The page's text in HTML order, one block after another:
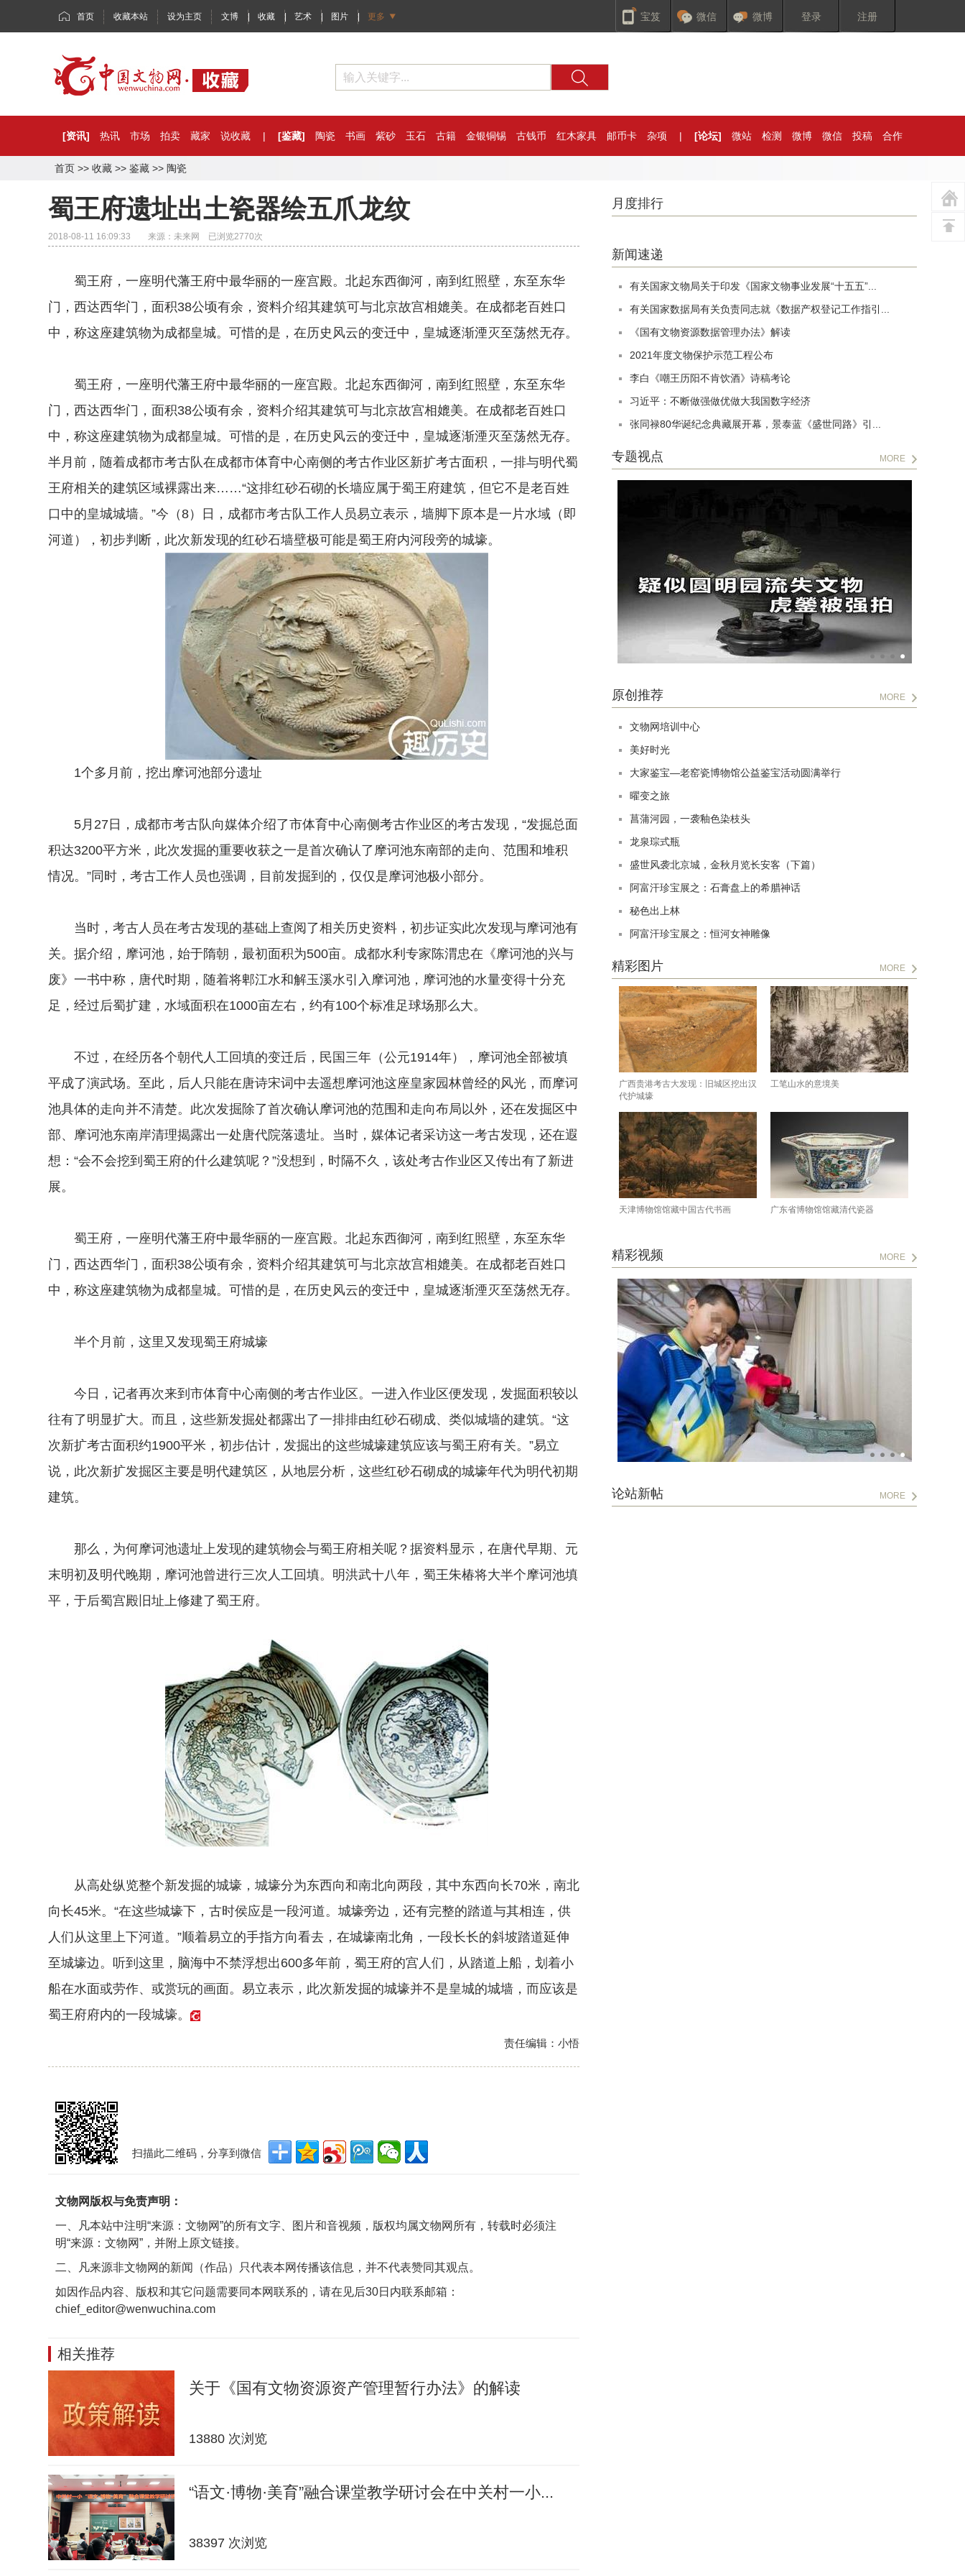
首页 收藏本站 设为主页 文博 | 收藏 | 艺术 | 图片 | 更多 宝笈 微信 微博 登录 注册
[资讯] 热讯 市场 拍卖 藏家 说收藏 | [鉴藏] 陶瓷 书画 紫砂 玉石 古籍 金银铜锡 古钱币 红木家具 邮币卡 杂项 | [论坛] 微站 检测 微博 微信 投稿 合作
首页 >> 收藏 >> 鉴藏 >> 陶瓷
蜀王府遗址出土瓷器绘五爪龙纹
2018-08-11 16:09:33 来源：未来网 已浏览2770次
蜀王府，一座明代藩王府中最华丽的一座宫殿。北起东西御河，南到红照壁，东至东华
门，西达西华门，面积38公顷有余，资料介绍其建筑可与北京故宫相媲美。在成都老百姓口
中，称这座建筑物为成都皇城。可惜的是，在历史风云的变迁中，皇城逐渐湮灭至荡然无存。
蜀王府，一座明代藩王府中最华丽的一座宫殿。北起东西御河，南到红照壁，东至东华
门，西达西华门，面积38公顷有余，资料介绍其建筑可与北京故宫相媲美。在成都老百姓口
中，称这座建筑物为成都皇城。可惜的是，在历史风云的变迁中，皇城逐渐湮灭至荡然无存。
半月前，随着成都市考古队在成都市体育中心南侧的考古作业区新扩考古面积，一排与明代蜀
王府相关的建筑区域裸露出来……“这排红砂石砌的长墙应属于蜀王府建筑，但它不是老百姓
口中的皇城城墙。”今（8）日，成都市考古队工作人员易立表示，墙脚下原本是一片水域（即
河道），初步判断，此次新发现的红砂石墙壁极可能是蜀王府内河段旁的城壕。
1个多月前，挖出摩诃池部分遗址
5月27日，成都市考古队向媒体介绍了市体育中心南侧考古作业区的考古发现，“发掘总面
积达3200平方米，此次发掘的重要收获之一是首次确认了摩诃池东南部的走向、范围和堆积
情况。”同时，考古工作人员也强调，目前发掘到的，仅仅是摩诃池极小部分。
当时，考古人员在考古发现的基础上查阅了相关历史资料，初步证实此次发现与摩诃池有
关。据介绍，摩诃池，始于隋朝，最初面积为500亩。成都水利专家陈渭忠在《摩诃池的兴与
废》一书中称，唐代时期，随着将郫江水和解玉溪水引入摩诃池，摩诃池的水量变得十分充
足，经过后蜀扩建，水域面积在1000亩左右，约有100个标准足球场那么大。
不过，在经历各个朝代人工回填的变迁后，民国三年（公元1914年），摩诃池全部被填
平成了演武场。至此，后人只能在唐诗宋词中去遥想摩诃池这座皇家园林曾经的风光，而摩诃
池具体的走向并不清楚。此次发掘除了首次确认摩诃池的范围和走向布局以外，还在发掘区中
部、摩诃池东南岸清理揭露出一处唐代院落遗址。当时，媒体记者采访这一考古发现，还在遐
想：“会不会挖到蜀王府的什么建筑呢？”没想到，时隔不久，该处考古作业区又传出有了新进
展。
蜀王府，一座明代藩王府中最华丽的一座宫殿。北起东西御河，南到红照壁，东至东华
门，西达西华门，面积38公顷有余，资料介绍其建筑可与北京故宫相媲美。在成都老百姓口
中，称这座建筑物为成都皇城。可惜的是，在历史风云的变迁中，皇城逐渐湮灭至荡然无存。
半个月前，这里又发现蜀王府城壕
今日，记者再次来到市体育中心南侧的考古作业区。一进入作业区便发现，发掘面积较以
往有了明显扩大。而且，这些新发掘处都露出了一排排由红砂石砌成、类似城墙的建筑。“这
次新扩考古面积约1900平米，初步估计，发掘出的这些城壕建筑应该与蜀王府有关。”易立
说，此次新扩发掘区主要是明代建筑区，从地层分析，这些红砂石砌成的城壕年代为明代初期
建筑。
那么，为何摩诃池遗址上发现的建筑物会与蜀王府相关呢？据资料显示，在唐代早期、元
末明初及明代晚期，摩诃池曾进行三次人工回填。明洪武十八年，蜀王朱椿将大半个摩诃池填
平，于后蜀宫殿旧址上修建了蜀王府。
从高处纵览整个新发掘的城壕，城壕分为东西向和南北向两段，其中东西向长70米，南北
向长45米。“在这些城壕下，古时侯应是一段河道。城壕旁边，还有完整的踏道与其相连，供
人们从这里上下河道。”顺着易立的手指方向看去，在城壕南北角，一段长长的斜坡踏道延伸
至城壕边。听到这里，脑海中不禁浮想出600多年前，蜀王府的宫人们，从踏道上船，划着小
船在水面或劳作、或赏玩的画面。易立表示，此次新发掘的城壕并不是皇城的城墙，而应该是
蜀王府府内的一段城壕。
责任编辑：小悟
扫描此二维码，分享到微信
文物网版权与免责声明：
一、凡本站中注明“来源：文物网”的所有文字、图片和音视频，版权均属文物网所有，转载时必须注
明“来源：文物网”，并附上原文链接。
二、凡来源非文物网的新闻（作品）只代表本网传播该信息，并不代表赞同其观点。
如因作品内容、版权和其它问题需要同本网联系的，请在见后30日内联系邮箱：
chief_editor@wenwuchina.com
相关推荐
关于《国有文物资源资产管理暂行办法》的解读
13880 次浏览
“语文·博物·美育”融合课堂教学研讨会在中关村一小...
38397 次浏览
月度排行
新闻速递
有关国家文物局关于印发《国家文物事业发展“十五五”...
有关国家数据局有关负责同志就《数据产权登记工作指引...
《国有文物资源数据管理办法》解读
2021年度文物保护示范工程公布
李白《嘲王历阳不肯饮酒》诗稿考论
习近平：不断做强做优做大我国数字经济
张同禄80华诞纪念典藏展开幕，景泰蓝《盛世同路》引...
专题视点 MORE
原创推荐 MORE
文物网培训中心
美好时光
大家鉴宝—老窑瓷博物馆公益鉴宝活动圆满举行
曜变之旅
菖蒲河园，一袭釉色染枝头
龙泉琮式瓶
盛世风袭北京城，金秋月览长安客（下篇）
阿富汗珍宝展之：石膏盘上的希腊神话
秘色出上林
阿富汗珍宝展之：恒河女神雕像
精彩图片 MORE
广西贵港考古大发现：旧城区挖出汉
代护城壕
工笔山水的意境美
天津博物馆馆藏中国古代书画 广东省博物馆馆藏清代瓷器
精彩视频 MORE
论站新帖 MORE